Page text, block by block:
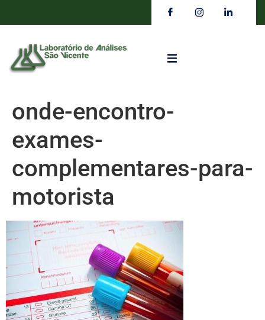
onde-encontro-
exames-
complementares-para-
motorista